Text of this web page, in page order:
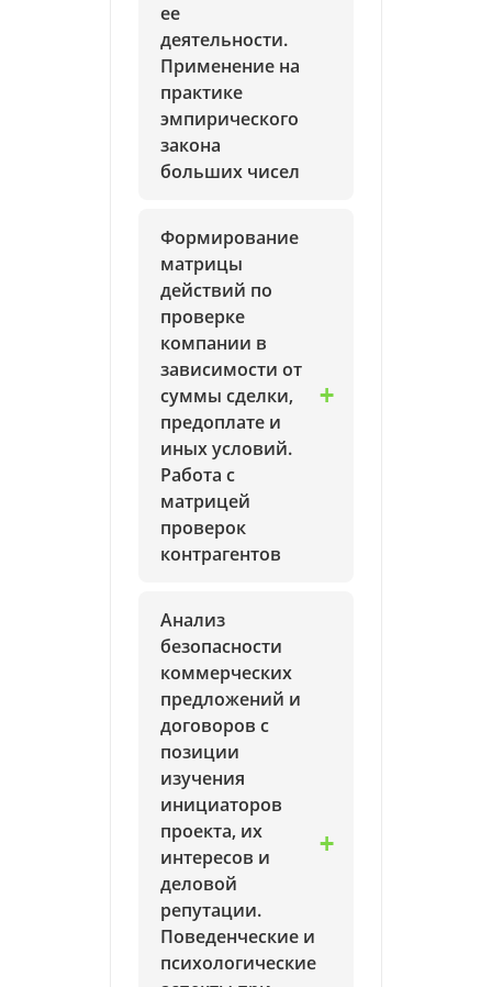
ее
деятельности.
Применение на
практике
эмпирического
закона
больших чисел
Формирование
матрицы
действий по
проверке
компании в
зависимости от
суммы сделки,
предоплате и
иных условий.
Работа с
матрицей
проверок
контрагентов
Анализ
безопасности
коммерческих
предложений и
договоров с
позиции
изучения
инициаторов
проекта, их
интересов и
деловой
репутации.
Поведенческие и
психологические